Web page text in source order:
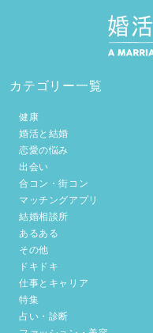
カテゴリー一覧
健康
婚活と結婚
恋愛の悩み
出会い
合コン・街コン
マッチングアプリ
結婚相談所
あるある
その他
ドキドキ
仕事とキャリア
特集
占い・診断